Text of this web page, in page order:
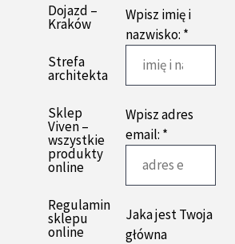
Dojazd –
Kraków
Strefa
architekta
Sklep
Viven –
wszystkie
produkty
online
Regulamin
sklepu
online
Wpisz imię i
nazwisko: *
Wpisz adres
email: *
Jaka jest Twoja
główna